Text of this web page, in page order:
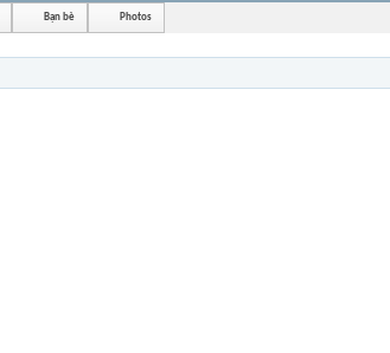
Bạn bè Photos